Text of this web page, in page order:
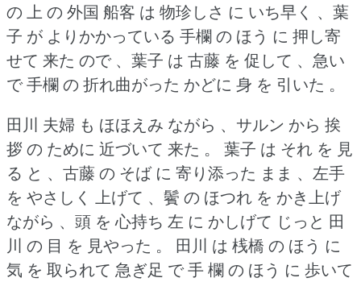
の 上 の 外国 船客 は 物珍しさ に いち早く 、葉
子 が よりかかっている 手欄 の ほう に 押し寄
せて 来た ので 、葉子 は 古藤 を 促して 、急い
で 手欄 の 折れ曲がった かどに 身 を 引いた 。
田川 夫婦 も ほほえみ ながら 、サルン から 挨
拶 の ために 近づいて 来た 。
葉子 は それ を 見
る と 、古藤 の そば に 寄り添った まま 、左手
を やさしく 上げて 、鬢 の ほつれ を かき上げ
ながら 、頭 を 心持ち 左 に かしげて じっと 田
川 の 目 を 見やった 。
田川 は 桟橋 の ほう に
気 を 取られて 急ぎ足 で 手 欄 の ほう に 歩いて